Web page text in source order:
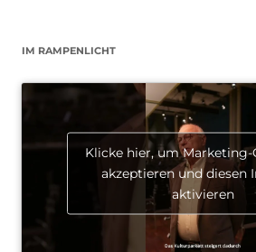
IM RAMPENLICHT
Klicke hier, um Marketing-
akzeptieren und diesen
aktivieren